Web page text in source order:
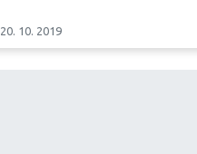
20. 10. 2019